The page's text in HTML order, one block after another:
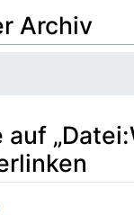
Archiv